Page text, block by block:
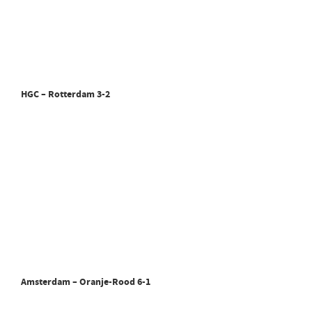
HGC – Rotterdam 3-2
Amsterdam – Oranje-Rood 6-1